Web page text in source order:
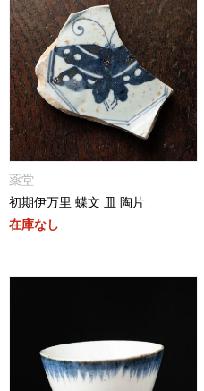
薬堂
初期伊万里 蝶文 皿 陶片
在庫なし